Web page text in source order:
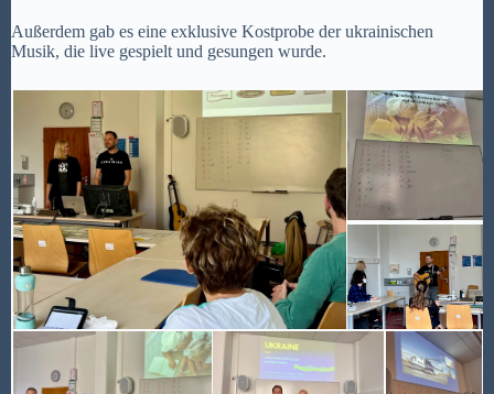
Außerdem gab es eine exklusive Kostprobe der ukrainischen
Musik, die live gespielt und gesungen wurde.